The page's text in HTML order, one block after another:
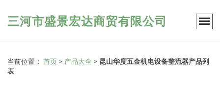
三河市盛景宏达商贸有限公司
当前位置： 首页 > 产品大全 > 昆山华度五金机电设备整流器产品列
表